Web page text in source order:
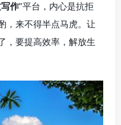
作”平台，内心是抗拒
，来不得半点马虎。让
，要提高效率，解放生